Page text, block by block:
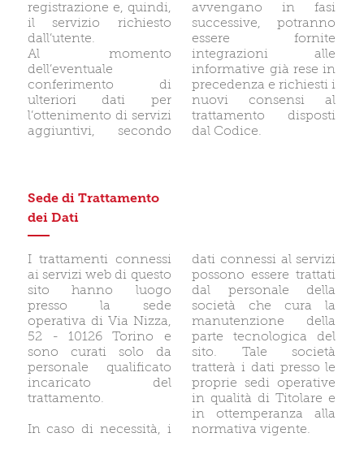
registrazione e, quindi,
il servizio richiesto
dall’utente.
Al momento
dell’eventuale
conferimento di
ulteriori dati per
l’ottenimento di servizi
aggiuntivi, secondo
avvengano in fasi
successive, potranno
essere fornite
integrazioni alle
informative già rese in
precedenza e richiesti i
nuovi consensi al
trattamento disposti
dal Codice.
Sede di Trattamento
dei Dati
I trattamenti connessi
ai servizi web di questo
sito hanno luogo
presso la sede
operativa di Via Nizza,
52 - 10126 Torino e
sono curati solo da
personale qualificato
incaricato del
trattamento.
In caso di necessità, i
dati connessi al servizi
possono essere trattati
dal personale della
società che cura la
manutenzione della
parte tecnologica del
sito. Tale società
tratterà i dati presso le
proprie sedi operative
in qualità di Titolare e
in ottemperanza alla
normativa vigente.